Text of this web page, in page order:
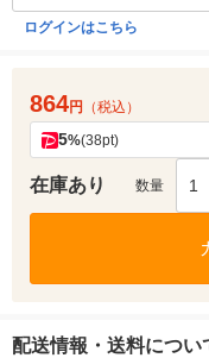
ログインはこちら
864円 （税込）
5%(38pt)
在庫あり 数量 1
配送情報・送料につい